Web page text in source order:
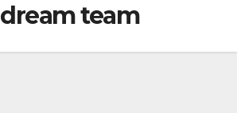
dream team